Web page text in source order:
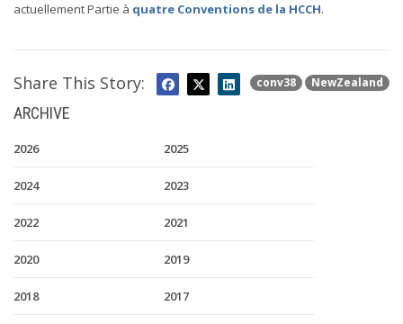
actuellement Partie à quatre Conventions de la HCCH.
conv38 NewZealand
Share This Story:
ARCHIVE
2026 2025
2024 2023
2022 2021
2020 2019
2018 2017